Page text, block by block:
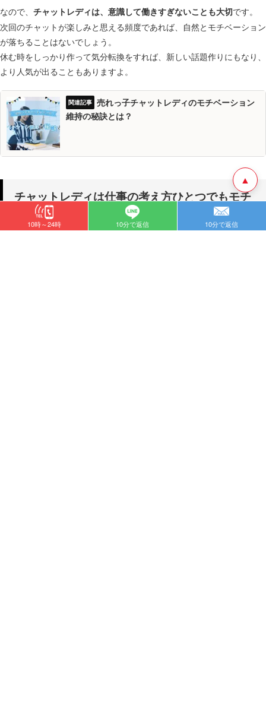
なので、 チャットレディは、意識して働きすぎないことも大切です。
次回のチャットが楽しみと思える頻度であれば、自然とモチベーション
が落ちることはないでしょう。
休む時をしっかり作って気分転換をすれば、新しい話題作りにもなり、
より人気が出ることもありますよ。
売れっ子チャットレディのモチベーション
維持の秘訣とは？
チャットレディは仕事の考え方ひとつでもモチ
ベーションが維持できる
▲
10時～24時 10分で返信 10分で返信